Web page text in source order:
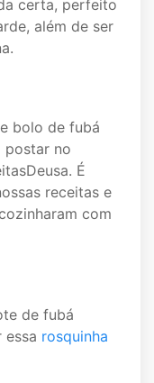
certa, perfeito
além de ser
bolo de fubá
postar no
É
receitas e
com
de fubá
essa rosquinha